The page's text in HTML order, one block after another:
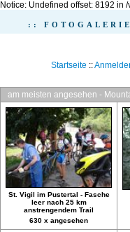
Notice: Undefined offset: 8192 in
::
Startseite ::
am meisten angesehen -
St. Vigil im Pustertal - Fasche
leer nach 25 km
anstrengendem Trail
630 x angesehen